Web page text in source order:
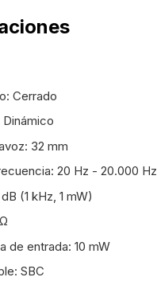
Cerrado
32 mm
20 Hz - 20.000 Hz
(1 kHz, 1 mW)
de entrada: 10 mW
SBC